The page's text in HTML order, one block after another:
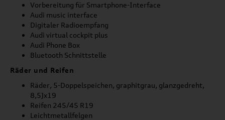
Vorbereitung für Smartphone-Interface
Audi music interface
Digitaler Radioempfang
Audi virtual cockpit plus
Audi Phone Box
Bluetooth Schnittstelle
Räder und Reifen
Räder, 5-Doppelspeichen, graphitgrau, glanzgedreht,
8,5Jx19
Reifen 245/45 R19
Leichtmetallfelgen